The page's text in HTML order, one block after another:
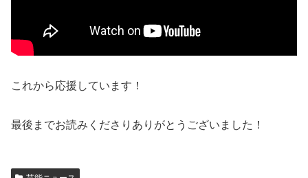
これから応援しています！
最後までお読みくださりありがとうございました！